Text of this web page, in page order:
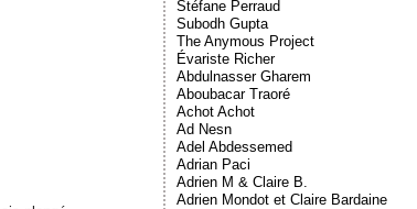
Stéfane Perraud
Subodh Gupta
The Anymous Project
Évariste Richer
Abdulnasser Gharem
Aboubacar Traoré
Achot Achot
Ad Nesn
Adel Abdessemed
Adrian Paci
Adrien M & Claire B.
Adrien Mondot et Claire Bardaine